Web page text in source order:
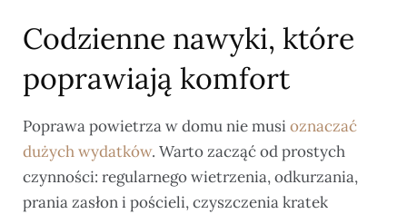
Codzienne nawyki, które
poprawiają komfort
Poprawa powietrza w domu nie musioznaczać
dużych wydatków. Warto zacząć od prostych
czynności: regularnego wietrzenia, odkurzania,
prania zasłon i pościeli, czyszczenia kratek